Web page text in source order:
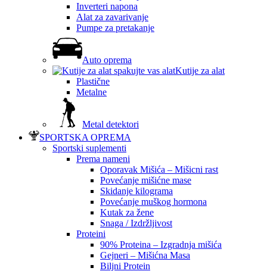
Inverteri napona
Alat za zavarivanje
Pumpe za pretakanje
Auto oprema
Kutije za alat
Plastične
Metalne
Metal detektori
SPORTSKA OPREMA
Sportski suplementi
Prema nameni
Oporavak Mišića – Mišicni rast
Povećanje mišićne mase
Skidanje kilograma
Povećanje muškog hormona
Kutak za žene
Snaga / Izdržljivost
Proteini
90% Proteina – Izgradnja mišića
Gejneri – Mišićna Masa
Biljni Protein